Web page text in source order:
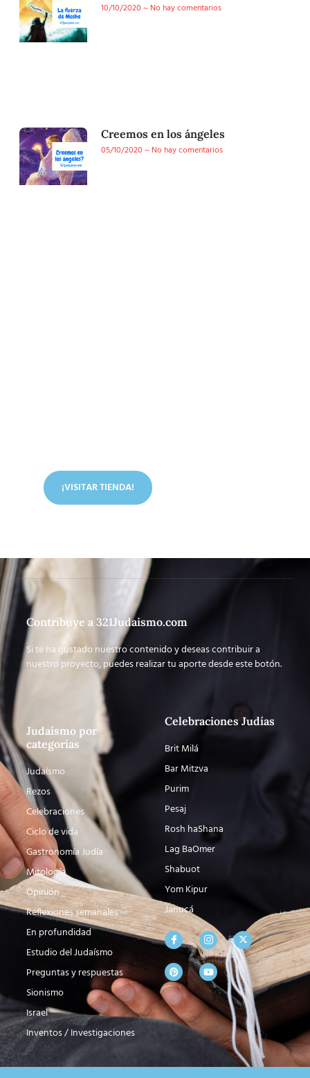
10/10/2020
No hay comentarios
Creemos en los ángeles
05/10/2020
No hay comentarios
¡VISITAR TIENDA!
Contribuye a 321Judaismo.com
Si te ha gustado nuestro contenido y deseas contribuir a
nuestro proyecto, puedes realizar tu aporte desde este botón.
Judaísmo por
categorías
Judaísmo
Rezos
Celebraciones
Ciclo de vida
Gastronomía Judía
Mitología
Opinión
Reflexiones semanales
En profundidad
Estudio del Judaísmo
Preguntas y respuestas
Sionismo
Israel
Inventos / Investigaciones
Celebraciones Judías
Brit Milá
Bar Mitzva
Purim
Pesaj
Rosh haShana
Lag BaOmer
Shabuot
Yom Kipur
Janucá